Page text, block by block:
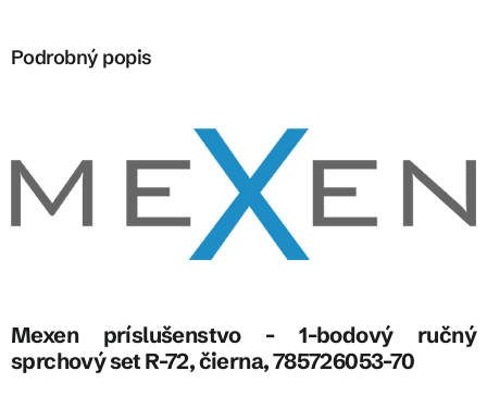
Podrobný popis
Mexen príslušenstvo - 1-bodový ručný
sprchový set R-72, čierna, 785726053-70